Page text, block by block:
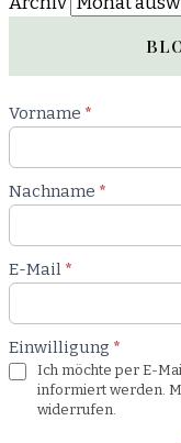
Newsletter
Blog
Vorname *
Nachname *
E-Mail *
Einwilligung *
Ich möchte per E-
informiert werden.
widerrufen.